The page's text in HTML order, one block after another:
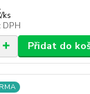
/ks
DPH
Přidat do